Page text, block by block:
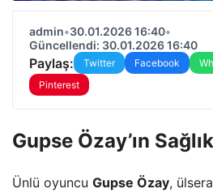
admin•30.01.2026 16:40•
Güncellendi: 30.01.2026 16:40
Paylaş: Twitter Facebook
Pinterest
Gupse Özay’ın
Ünlü oyuncu Gupse Özay,